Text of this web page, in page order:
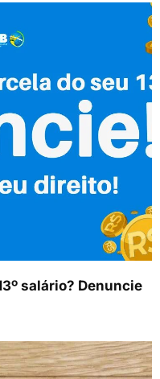
salário? Denuncie